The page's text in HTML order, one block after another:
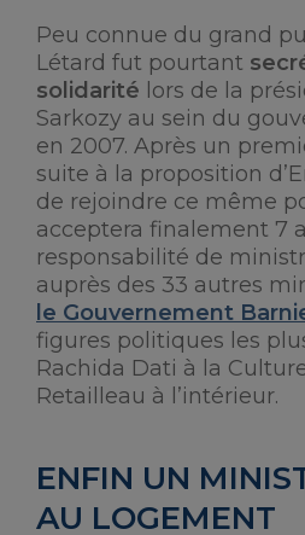
Peu connue du grand
Létard fut pourtant
solidarité lors de la
Sarkozy au sein du
en 2007. Après un
suite à la proposition
de rejoindre ce même
acceptera finalement 7
responsabilité de
auprès des 33 autres
le Gouvernement
figures politiques les
Rachida Dati à la
Retailleau à l’intérieur.
ENFIN UN
AU LOGEMENT